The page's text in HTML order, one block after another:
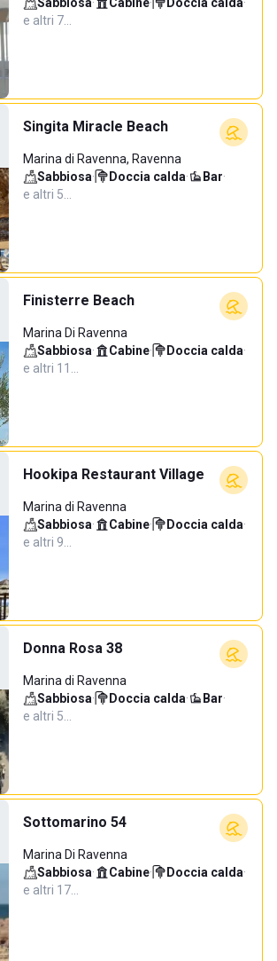
e altri 7…
Singita Miracle Beach
Marina di Ravenna, Ravenna
Sabbiosa· Doccia calda· Bar·
e altri 5…
Finisterre Beach
Marina Di Ravenna
Sabbiosa· Cabine· Doccia calda·
e altri 11…
Hookipa Restaurant Village
Marina di Ravenna
Sabbiosa· Cabine· Doccia calda·
e altri 9…
Donna Rosa 38
Marina di Ravenna
Sabbiosa· Doccia calda· Bar·
e altri 5…
Sottomarino 54
Marina Di Ravenna
Sabbiosa· Cabine· Doccia calda·
e altri 17…